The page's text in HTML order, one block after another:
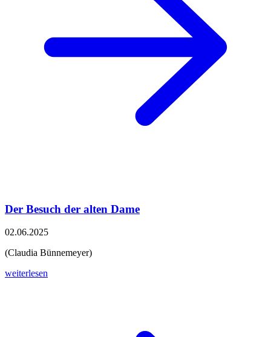
Der Besuch der alten Dame
02.06.2025
(Claudia Bünnemeyer)
weiterlesen